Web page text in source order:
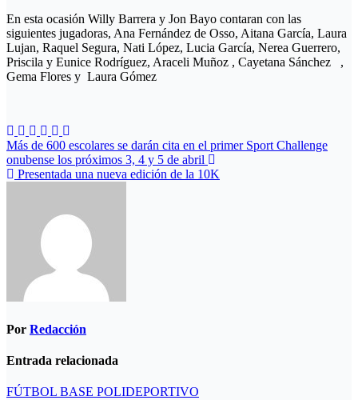
En esta ocasión Willy Barrera y Jon Bayo contaran con las
siguientes jugadoras, Ana Fernández de Osso, Aitana García, Laura
Lujan, Raquel Segura, Nati López, Lucia García, Nerea Guerrero,
Priscila y Eunice Rodríguez, Araceli Muñoz , Cayetana Sánchez ,
Gema Flores y Laura Gómez
Navegación
de
Más de 600 escolares se darán cita en el primer Sport Challenge
onubense los próximos 3, 4 y 5 de abril
Presentada una nueva edición de la 10K
Por Redacción
Entrada relacionada
FÚTBOL BASE POLIDEPORTIVO